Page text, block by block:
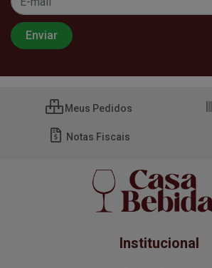
Meus Pedidos
Notas Fiscais
Institucional